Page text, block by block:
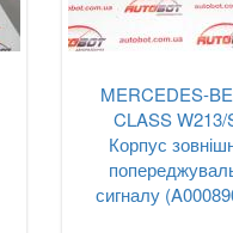
MERCEDES-
CLASS W213/
Корпус
сигналу